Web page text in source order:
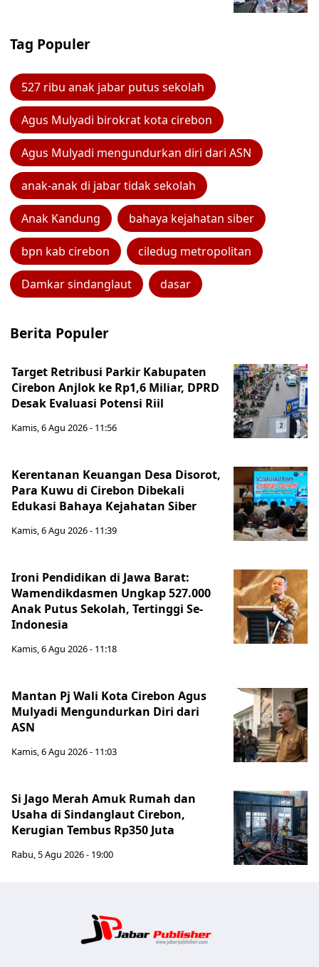
Tag Populer
527 ribu anak jabar putus sekolah
Agus Mulyadi birokrat kota cirebon
Agus Mulyadi mengundurkan diri dari ASN
anak-anak di jabar tidak sekolah
Anak Kandung bahaya kejahatan siber
bpn kab cirebon ciledug metropolitan
Damkar sindanglaut dasar
Berita Populer
Target Retribusi Parkir Kabupaten
Cirebon Anjlok ke Rp1,6 Miliar, DPRD
Desak Evaluasi Potensi Riil
Kamis, 6 Agu 2026 - 11:56
Kerentanan Keuangan Desa Disorot,
Para Kuwu di Cirebon Dibekali
Edukasi Bahaya Kejahatan Siber
Kamis, 6 Agu 2026 - 11:39
Ironi Pendidikan di Jawa Barat:
Wamendikdasmen Ungkap 527.000
Anak Putus Sekolah, Tertinggi Se-
Indonesia
Kamis, 6 Agu 2026 - 11:18
Mantan Pj Wali Kota Cirebon Agus
Mulyadi Mengundurkan Diri dari
ASN
Kamis, 6 Agu 2026 - 11:03
Si Jago Merah Amuk Rumah dan
Usaha di Sindanglaut Cirebon,
Kerugian Tembus Rp350 Juta
Rabu, 5 Agu 2026 - 19:00